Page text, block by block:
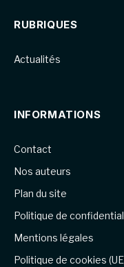
RUBRIQUES
Actualités
INFORMATIONS
Contact
Nos auteurs
Plan du site
Politique de
Mentions légales
Politique de cookies